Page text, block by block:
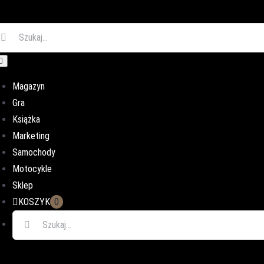
Magazyn
Gra
Książka
Marketing
Samochody
Motocykle
Sklep
KOSZYK 0